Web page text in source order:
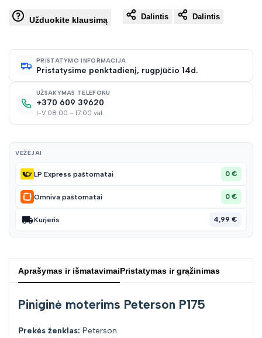
Užduokite klausimą Dalintis Dalintis
PRISTATYMO INFORMACIJA
Pristatysime penktadienį, rugpjūčio 14d.
UŽSAKYMAS TELEFONU
+370 609 39620
I-V 08:00 – 17:00 val.
VEŽĖJAI
LP Express paštomatai 0 €
Omniva paštomatai 0 €
Kurjeris 4,99 €
Aprašymas ir išmatavimaiPristatymas ir grąžinimas
Piniginė moterims Peterson P175
Prekės ženklas: Peterson